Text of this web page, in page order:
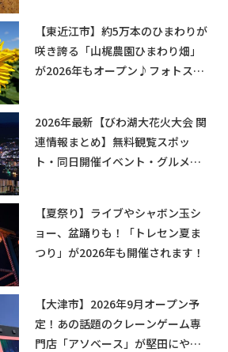
【東近江市】約5万本のひまわりが
咲き誇る「山梶農園ひまわり畑」
が2026年もオープン♪フォトスポ
2026年最新【びわ湖大花火大会 関
連情報まとめ】無料観覧スポッ
ト・同日開催イベント・グルメマ
【夏祭り】ライブやシャボン玉シ
ョー、盆踊りも！「トレセン夏ま
つり」が2026年も開催されます！
【大津市】2026年9月オープン予
定！あの話題のクレーンゲーム専
門店「アソベース」が堅田にやっ